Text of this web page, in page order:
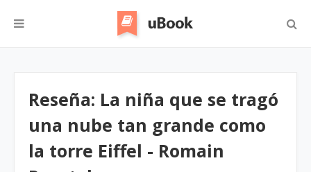
Reseña: La niña que se tragó
una nube tan grande como
la torre Eiffel - Romain